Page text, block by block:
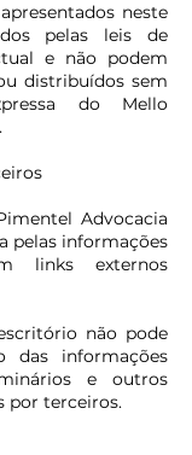
neste
pelas leis de
e não podem
distribuídos sem
do Mello
Advocacia
pelas informações
links externos
não pode
das informações
e outros
por terceiros.